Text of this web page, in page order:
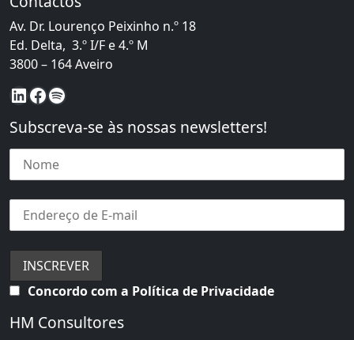
Av. Dr. Lourenço Peixinho n.º 18
Ed. Delta, 3.º I/F e 4.º M
3800 – 164 Aveiro
LinkedIn
Facebook
Spotify
Subscreva-se às nossas newsletters!
Concordo com a Política de Privacidade
HM Consultores